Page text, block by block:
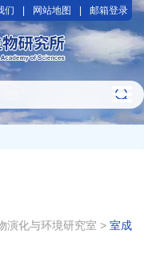
们 网站地图 邮箱登录
演化与环境研究室 > 室成